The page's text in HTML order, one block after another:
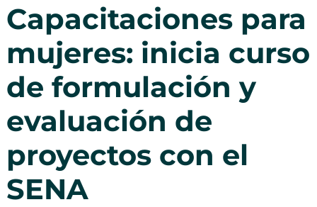
Capacitaciones para
mujeres: inicia curso
de formulación y
evaluación de
proyectos con el
SENA